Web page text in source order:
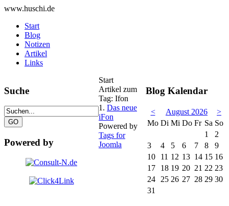
www.huschi.de
Start
Blog
Notizen
Artikel
Links
Suche
Powered by
Start
Artikel zum
Tag: Ifon
1. Das neue
iFon
Powered by
Tags for
Joomla
Blog Kalendar
< August 2026
>
Mo Di Mi Do Fr Sa So
1
2
3
4 5 6 7 8
9
10
11 12 13 14 15 16
17
18 19 20 21 22 23
24 25 26 27 28 29 30
31